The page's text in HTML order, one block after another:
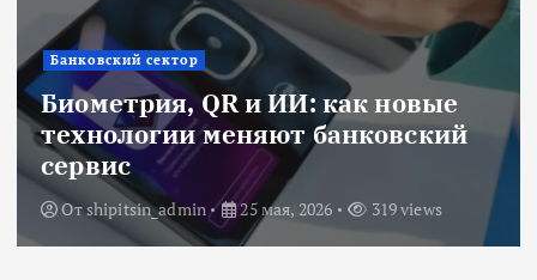
Банковский сектор
Биометрия, QR и ИИ: как новые
технологии меняют банковский
сервис
Отshipitsin_admin 25 мая, 2026 319 views